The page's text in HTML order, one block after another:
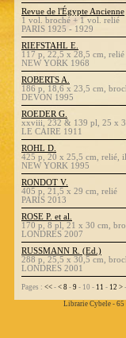
Revue de l'Égypte Ancienne
1 vol. broché + 1 vol. relié
PARIS 1925 - 1929
RIEFSTAHL E.
117 p, 22,5 x 28,5 cm, relié
NEW YORK 1968
ROBERTS A.
186 p, 18,6 x 23,5 cm,
DEVON 1995
ROEDER G.
xxviii, 232 & 139 pl, 25 x
LE CAIRE 1911
ROHL D.
425 p, 20 x 25,5 cm, relié,
NEW YORK 1995
RONDOT V.
405 p, 21,5 x 29 cm, relié
PARIS 2013
ROSE P. et al.
170 p, 8 pl, 21 x 30 cm,
LONDRES 2007
RUSSMANN R. (Ed.)
288 p, 25,5 x 30,5 cm,
LONDRES 2001
Pages : << - < 8 - 9 - 10 - 11 - 12 > -
Librarie Cybele - 65